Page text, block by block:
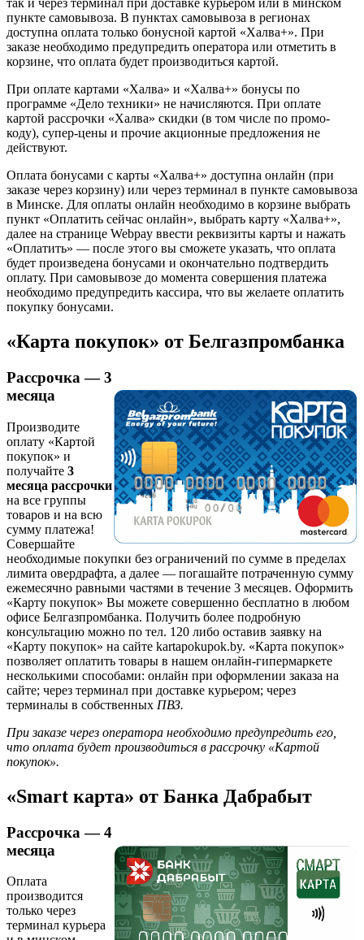
так и через терминал при доставке курьером или в минском
пункте самовывоза. В пунктах самовывоза в регионах
доступна оплата только бонусной картой «Халва+». При
заказе необходимо предупредить оператора или отметить в
корзине, что оплата будет производиться картой.
При оплате картами «Халва» и «Халва+» бонусы по
программе «Дело техники» не начисляются. При оплате
картой рассрочки «Халва» скидки (в том числе по промо-
коду), супер-цены и прочие акционные предложения не
действуют.
Оплата бонусами с карты «Халва+» доступна онлайн (при
заказе через корзину) или через терминал в пункте самовывоза
в Минске. Для оплаты онлайн необходимо в корзине выбрать
пункт «Оплатить сейчас онлайн», выбрать карту «Халва+»,
далее на странице Webpay ввести реквизиты карты и нажать
«Оплатить» — после этого вы сможете указать, что оплата
будет произведена бонусами и окончательно подтвердить
оплату. При самовывозе до момента совершения платежа
необходимо предупредить кассира, что вы желаете оплатить
покупку бонусами.
«Карта покупок» от Белгазпромбанка
Рассрочка — 3
месяца
Производите
оплату «Картой
покупок» и
получайте 3
месяца рассрочки
на все группы
товаров и на всю
сумму платежа!
Совершайте
необходимые покупки без ограничений по сумме в пределах
лимита овердрафта, а далее — погашайте потраченную сумму
ежемесячно равными частями в течение 3 месяцев. Оформить
«Карту покупок» Вы можете совершенно бесплатно в любом
офисе Белгазпромбанка. Получить более подробную
консультацию можно по тел. 120 либо оставив заявку на
«Карту покупок» на сайте kartapokupok.by. «Карта покупок»
позволяет оплатить товары в нашем онлайн-гипермаркете
несколькими способами: онлайн при оформлении заказа на
сайте; через терминал при доставке курьером; через
терминалы в собственных ПВЗ.
При заказе через оператора необходимо предупредить его,
что оплата будет производиться в рассрочку «Картой
покупок».
«Smart карта» от Банка Дабрабыт
Рассрочка — 4
месяца
Оплата
производится
только через
терминал курьера